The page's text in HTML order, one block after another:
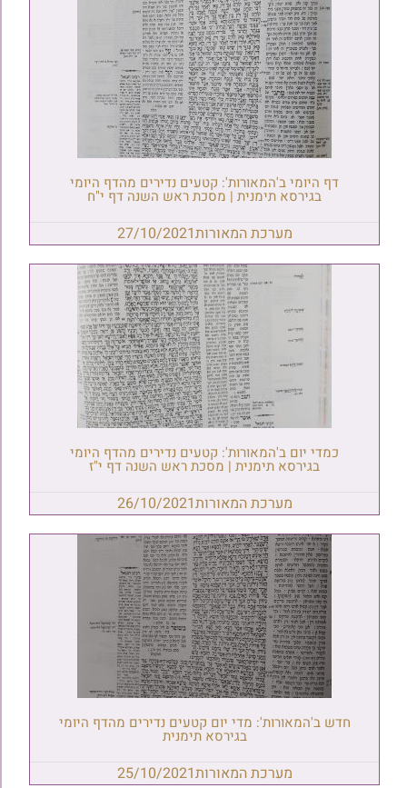
דף היומי ב'המאורות': קטעים נדירים מהדף היומי
בגירסא תימנית | מסכת ראש השנה דף י"ח
מערכת המאורות27/10/2021
כמדי יום ב'המאורות': קטעים נדירים מהדף היומי
בגירסא תימנית | מסכת ראש השנה דף י"ז
מערכת המאורות26/10/2021
חדש ב'המאורות': מדי יום קטעים נדירים מהדף היומי
בגירסא תימנית
מערכת המאורות25/10/2021